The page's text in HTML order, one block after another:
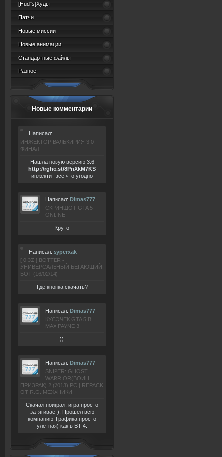
[Hud"s]Худы
Патчи
Новые миссии
Новые анимации
Стандартные файлы
Разное
Новые комментарии
Написал:
ИНЖЕКТОР ВАЛЬКИРИЯ 3.0
ФИНАЛ
Нашла новую версию 3.6
http://rgho.st/8PnXkM7KS
инжектит все что угодно
Написал: Dimas777
СКРИНШОТ GTA 5
ONLINE
Круто
Написал: syperxak
[ 0.3Z ] BOTTER -
УНИВЕРСАЛЬНЫЙ БЕГАЮЩИЙ
БОТ (16/02/14)
Где кнопка скачать?
Написал: Dimas777
КУСОЧЕК GTA 5 В
MAX PAYNE 3
))
Написал: Dimas777
SNIPER: GHOST
WARRIOR(ВОИН
ПРИЗРАК) 2 (2013) РС | REPACK
ОТ R.G. МЕХАНИКИ
Скачал,поиграл, игра просто
затягивает). Прошел всю
компанию! Графика просто
улетная) как в BT 4.